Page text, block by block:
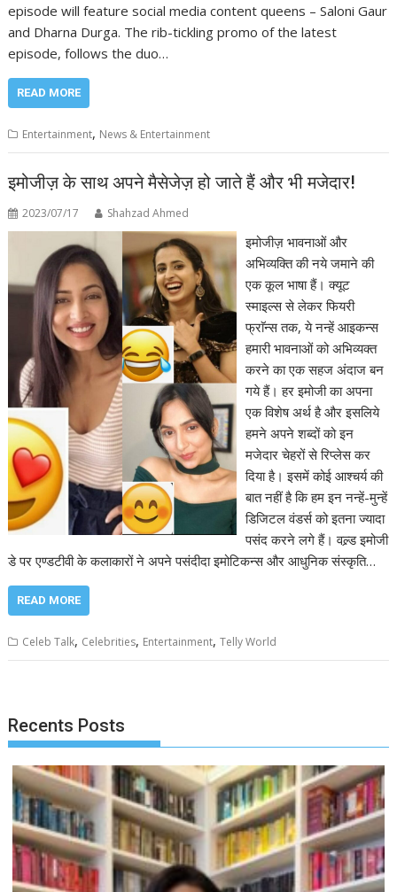
episode will feature social media content queens – Saloni Gaur
and Dharna Durga. The rib-tickling promo of the latest
episode, follows the duo…
READ MORE
Entertainment, News & Entertainment
इमोजीज़ के साथ अपने मैसेजेज़ हो जाते हैं और भी मजेदार!
2023/07/17 Shahzad Ahmed
इमोजीज़ भावनाओं और
अभिव्यक्ति की नये जमाने की
एक कूल भाषा हैं। क्यूट
स्माइल्स से लेकर फियरी
फ्राॅन्स तक, ये नन्हें आइकन्स
हमारी भावनाओं को अभिव्यक्त
करने का एक सहज अंदाज बन
गये हैं। हर इमोजी का अपना
एक विशेष अर्थ है और इसलिये
हमने अपने शब्दों को इन
मजेदार चेहरों से रिप्लेस कर
दिया है। इसमें कोई आश्चर्य की
बात नहीं है कि हम इन नन्हें-मुन्हें
डिजिटल वंडर्स को इतना ज्यादा
पसंद करने लगे हैं। वल्र्ड इमोजी
डे पर एण्डटीवी के कलाकारों ने अपने पसंदीदा इमोटिकन्स और आधुनिक संस्कृति…
READ MORE
Celeb Talk, Celebrities, Entertainment,Telly World
Recents Posts